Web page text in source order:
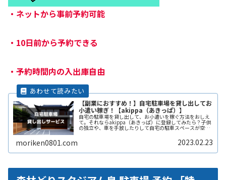
・ ネットから事前予約可能
・ 10日前から予約できる
・ 予約時間内の入出庫自由
【副業におすすめ！】自宅駐車場を貸し出してお
小遣い稼ぎ！【akippa（あきっぱ）】
自宅の駐車場を貸し出して、お小遣いを稼ぐ方法をおしえ
て。それならakippa（あきっぱ）に登録してみたら？子供
の独立や、車を手放したりして自宅の駐車スペースが空い
moriken0801.com 2023.02.23